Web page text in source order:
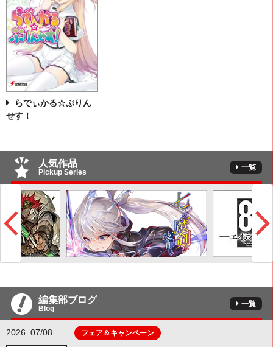
らでぃかる☆ぷりん
せす！
人気作品
Pickup Series
一覧
編集部ブログ
Blog
一覧
2026. 07/08 フェア＆キャンペーン